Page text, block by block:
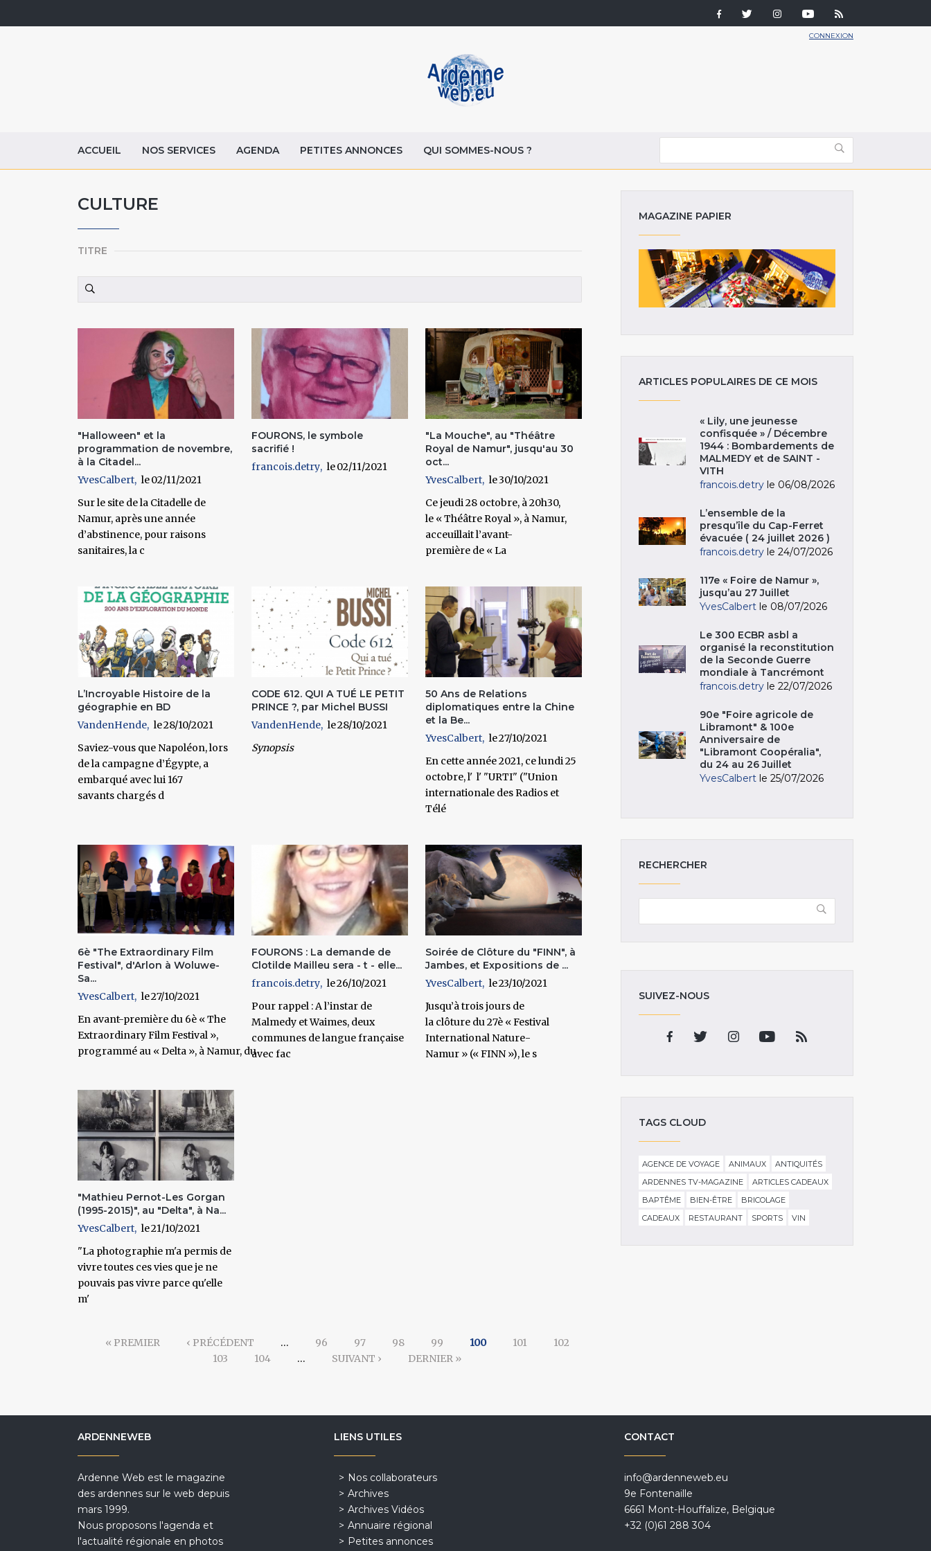
CONNEXION
ACCUEIL NOS SERVICES AGENDA PETITES ANNONCES QUI SOMMES-NOUS ?
CULTURE
TITRE
"Halloween" et la
programmation de novembre,
à la Citadel...
YvesCalbert
02/11/2021
Sur le site de la Citadelle de
Namur, après une année
d’abstinence, pour raisons
sanitaires, la c
FOURONS, le symbole
sacrifié !
francois.detry
02/11/2021
"La Mouche", au "Théâtre
Royal de Namur", jusqu'au 30
oct...
YvesCalbert
30/10/2021
Ce jeudi 28 octobre, à 20h30,
le « Théâtre Royal », à Namur,
acceuillait l’avant-
première de « La
L’Incroyable Histoire de la
géographie en BD
VandenHende
28/10/2021
Saviez-vous que Napoléon, lors
de la campagne d’Égypte, a
embarqué avec lui 167
savants chargés d
CODE 612. QUI A TUÉ LE PETIT
PRINCE ?, par Michel BUSSI
VandenHende
28/10/2021
Synopsis
50 Ans de Relations
diplomatiques entre la Chine
et la Be...
YvesCalbert
27/10/2021
En cette année 2021, ce lundi 25
octobre, l' l' "URTI" ("Union
internationale des Radios et
Télé
6è "The Extraordinary Film
Festival", d'Arlon à Woluwe-
Sa...
YvesCalbert
27/10/2021
En avant-première du 6è « The
Extraordinary Film Festival »,
programmé au « Delta », à Namur, du
FOURONS : La demande de
Clotilde Mailleu sera - t - elle...
francois.detry
26/10/2021
Pour rappel : A l’instar de
Malmedy et Waimes, deux
communes de langue française
avec fac
Soirée de Clôture du "FINN", à
Jambes, et Expositions de ...
YvesCalbert
23/10/2021
Jusqu’à trois jours de
la clôture du 27è « Festival
International Nature-
Namur » (« FINN »), le s
"Mathieu Pernot-Les Gorgan
(1995-2015)", au "Delta", à Na...
YvesCalbert
21/10/2021
"La photographie m'a permis de
vivre toutes ces vies que je ne
pouvais pas vivre parce qu'elle
m'
« PREMIER ‹ PRÉCÉDENT … 96 97 98 99 100 101
102
103
104 … SUIVANT › DERNIER »
MAGAZINE PAPIER
ARTICLES POPULAIRES DE CE MOIS
« Lily, une jeunesse
confisquée » / Décembre
1944 : Bombardements de
MALMEDY et de SAINT -
VITH
francois.detry le 06/08/2026
L’ensemble de la
presqu’île du Cap-Ferret
évacuée ( 24 juillet 2026 )
francois.detry le 24/07/2026
117e « Foire de Namur »,
jusqu’au 27 Juillet
YvesCalbert le 08/07/2026
Le 300 ECBR asbl a
organisé la reconstitution
de la Seconde Guerre
mondiale à Tancrémont
francois.detry le 22/07/2026
90e "Foire agricole de
Libramont" & 100e
Anniversaire de
"Libramont Coopéralia",
du 24 au 26 Juillet
YvesCalbert le 25/07/2026
RECHERCHER
SUIVEZ-NOUS
TAGS CLOUD
AGENCE DE VOYAGE ANIMAUX
ANTIQUITÉS
ARDENNES TV-MAGAZINE
ARTICLES CADEAUX
BAPTÊME
BIEN-ÊTRE
BRICOLAGE
CADEAUX
RESTAURANT SPORTS VIN
ARDENNEWEB
Ardenne Web est le magazine
des ardennes sur le web depuis
mars 1999.
Nous proposons l'agenda et
l'actualité régionale en photos
LIENS UTILES
Nos collaborateurs
Archives
Archives Vidéos
Annuaire régional
Petites annonces
CONTACT
info@ardenneweb.eu
9e Fontenaille
6661 Mont-Houffalize, Belgique
+32 (0)61 288 304